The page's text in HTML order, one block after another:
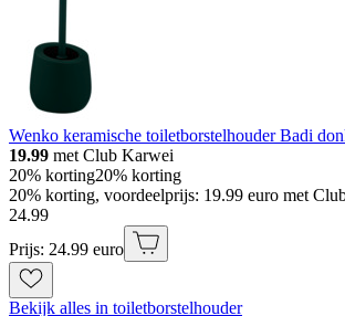
Wenko keramische toiletborstelhouder Badi
19.99 met Club Karwei
20% korting20% korting
20% korting, voordeelprijs: 19.99 euro met
24.99
Prijs: 24.99 euro
Bekijk alles in toiletborstelhouder